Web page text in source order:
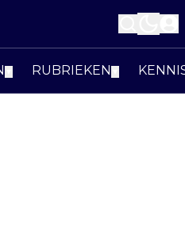
RUBRIEKEN